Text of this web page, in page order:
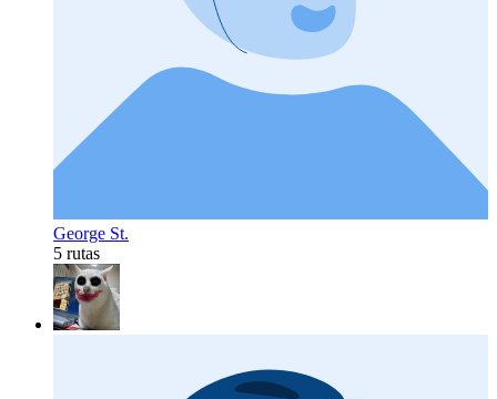
George St.
5 rutas